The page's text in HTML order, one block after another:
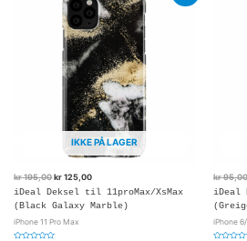
IKKE PÅ LAGER
kr195,00kr125,00
iDeal Deksel til 11proMax/XsMax
(Black Galaxy Marble)
iPhone 11 Pro Max
kr95,00
iDeal
iPhone